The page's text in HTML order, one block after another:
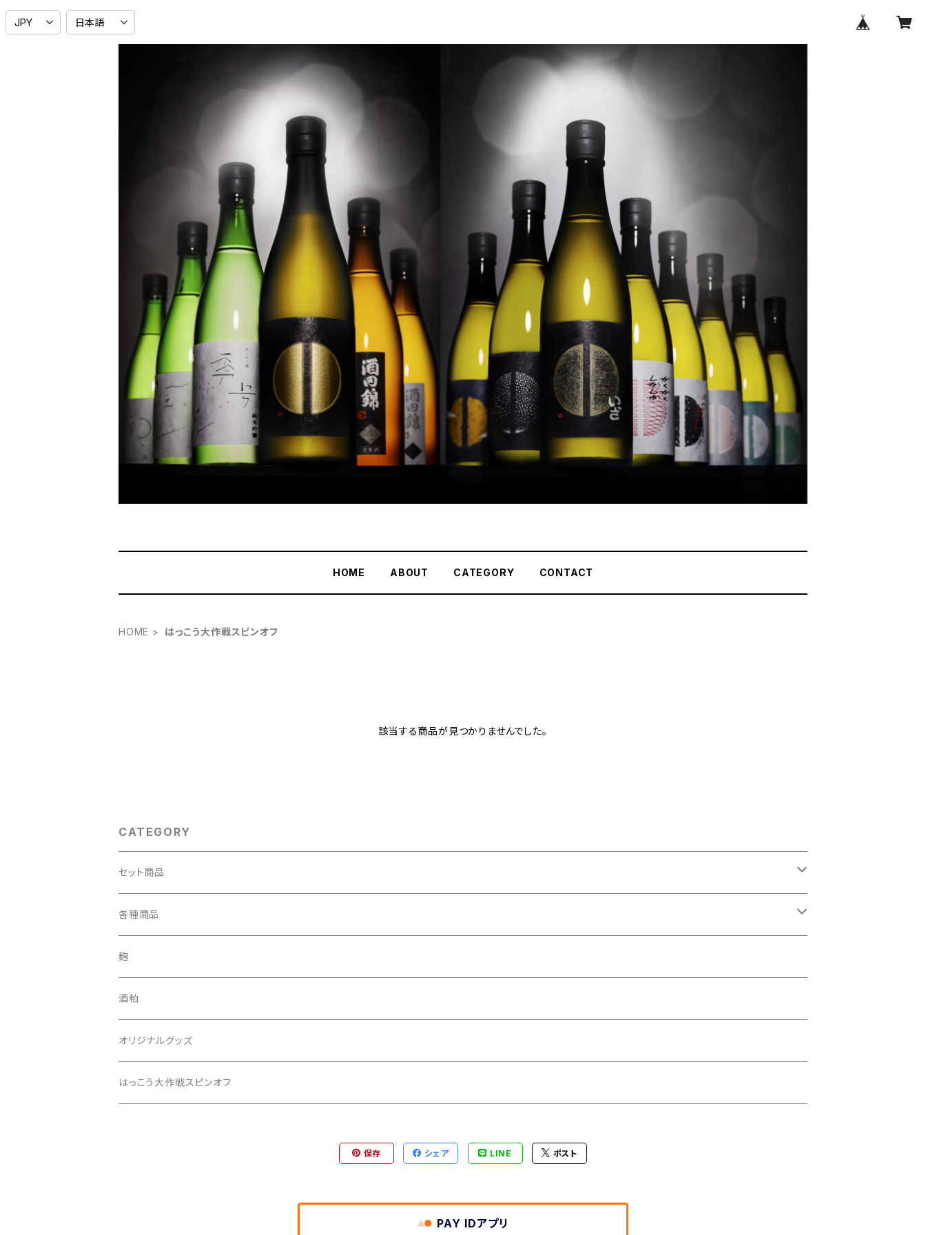
HOME ABOUT CATEGORY CONTACT
HOME はっこう大作戦スピンオフ
該当する商品が見つかりませんでした。
CATEGORY
セット商品
2本セット
吟醸飲み比べセット
3本セット
6本セット
300mlセトイチ全種セット
300mlセトイチ＋あしがり郷全種セット
各種商品
酒田錦
純米酒
本醸造酒
あしがり郷
月の歌
零号
セトイチ
いざ
麹
酒粕
オリジナルグッズ
はっこう大作戦スピンオフ
保存 シェア LINE ポスト
PAY IDアプリ